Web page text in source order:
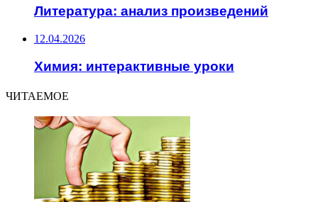
Литература: анализ произведений
12.04.2026
Химия: интерактивные уроки
ЧИТАЕМОЕ